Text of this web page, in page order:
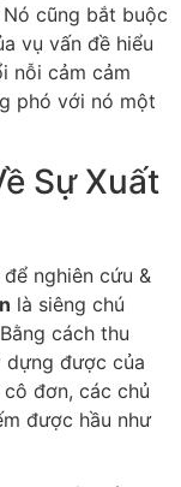
cũng bắt buộc
vụ vấn đề hiểu
nỗi cảm cảm
phó với nó một
Sự Xuất
nghiên cứu &
là siêng chú
cách thu
dựng được của
đơn, các chủ
được hầu như